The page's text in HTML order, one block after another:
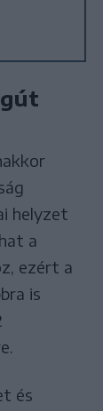
helyzet
a
ezért a
is
és